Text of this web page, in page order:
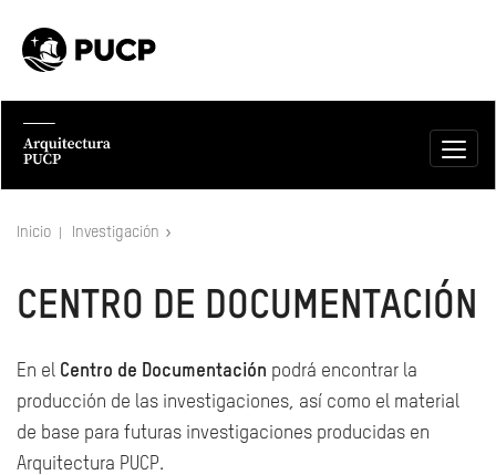
Inicio Investigación
CENTRO DE DOCUMENTACIÓN
En el Centro de Documentación podrá encontrar la
producción de las investigaciones, así como el material
de base para futuras investigaciones producidas en
Arquitectura PUCP.